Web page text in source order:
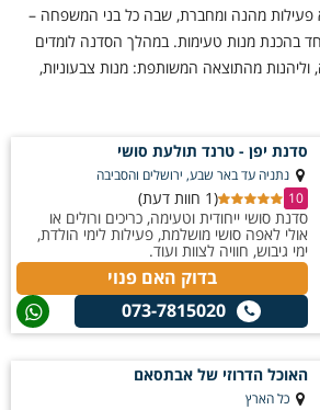
פעילות מהנה ומחברת, שבה כל בני המשפחה –
בהכנת מנות טעימות. במהלך הסדנה לומדים
מהתוצאה המשותפת: מנות צבעוניות,
מיוחדים.
סדנת יפן - טרנד תולעת סושי
נתניה עד באר שבע, ירושלים והסביבה
10
(1 חוות דעת)
סדנת סושי ייחודית וטעימה, כריכים ורולים או
אולי לאפה סושי מושלמת, פעילות לימי הולדת,
ימי גיבוש, חוויה לצוות ועוד.
בדוק האם פנוי
073-7815020
האוכל הדרוזי של אבתסאם
כל הארץ